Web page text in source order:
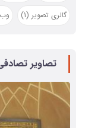
گالری تصویر (1) وب
تصاویر